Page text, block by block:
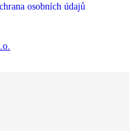
osobních údajů